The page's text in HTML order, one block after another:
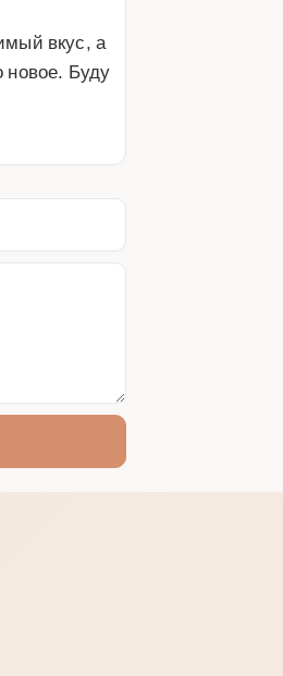
вкус, а
новое. Буду